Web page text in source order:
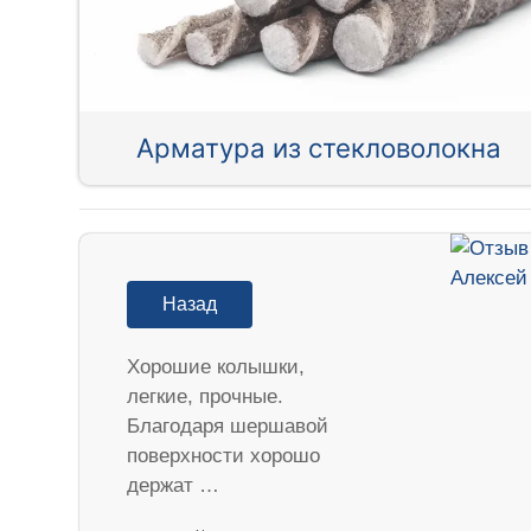
Арматура из стекловолокна
Назад
Хорошие колышки,
легкие, прочные.
Благодаря шершавой
поверхности хорошо
держат …